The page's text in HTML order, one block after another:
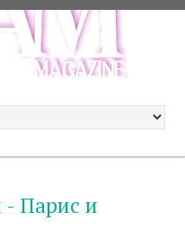
- Парис и